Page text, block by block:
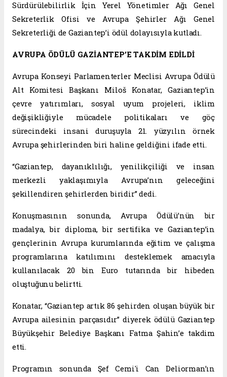
Sürdürülebilirlik İçin Yerel Yönetimler Ağı Genel
Sekreterlik Ofisi ve Avrupa Şehirler Ağı Genel
Sekreterliği de Gaziantep’i ödül dolayısıyla kutladı.
AVRUPA ÖDÜLÜ GAZİANTEP’E TAKDİM EDİLDİ
Avrupa Konseyi Parlamenterler Meclisi Avrupa Ödülü
Alt Komitesi Başkanı Miloš Konatar, Gaziantep’in
çevre yatırımları, sosyal uyum projeleri, iklim
değişikliğiyle mücadele politikaları ve göç
sürecindeki insani duruşuyla 21. yüzyılın örnek
Avrupa şehirlerinden biri haline geldiğini ifade etti.
“Gaziantep, dayanıklılığı, yenilikçiliği ve insan
merkezli yaklaşımıyla Avrupa’nın geleceğini
şekillendiren şehirlerden biridir” dedi.
Konuşmasının sonunda, Avrupa Ödülü’nün bir
madalya, bir diploma, bir sertifika ve Gaziantep’in
gençlerinin Avrupa kurumlarında eğitim ve çalışma
programlarına katılımını desteklemek amacıyla
kullanılacak 20 bin Euro tutarında bir hibeden
oluştuğunu belirtti.
Konatar, “Gaziantep artık 86 şehirden oluşan büyük bir
Avrupa ailesinin parçasıdır” diyerek ödülü Gaziantep
Büyükşehir Belediye Başkanı Fatma Şahin’e takdim
etti.
Programın sonunda Şef Cemi'i Can Deliorman’ın